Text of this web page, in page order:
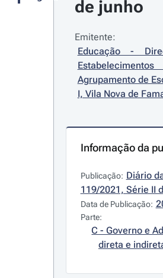
de junho
Emitente:
Educação -
Agrupamento de
I, Vila Nova de
Informação da
Publicação: Diário
119/2021, Série II
Data de Publicação:
Parte:
C - Governo e
direta e